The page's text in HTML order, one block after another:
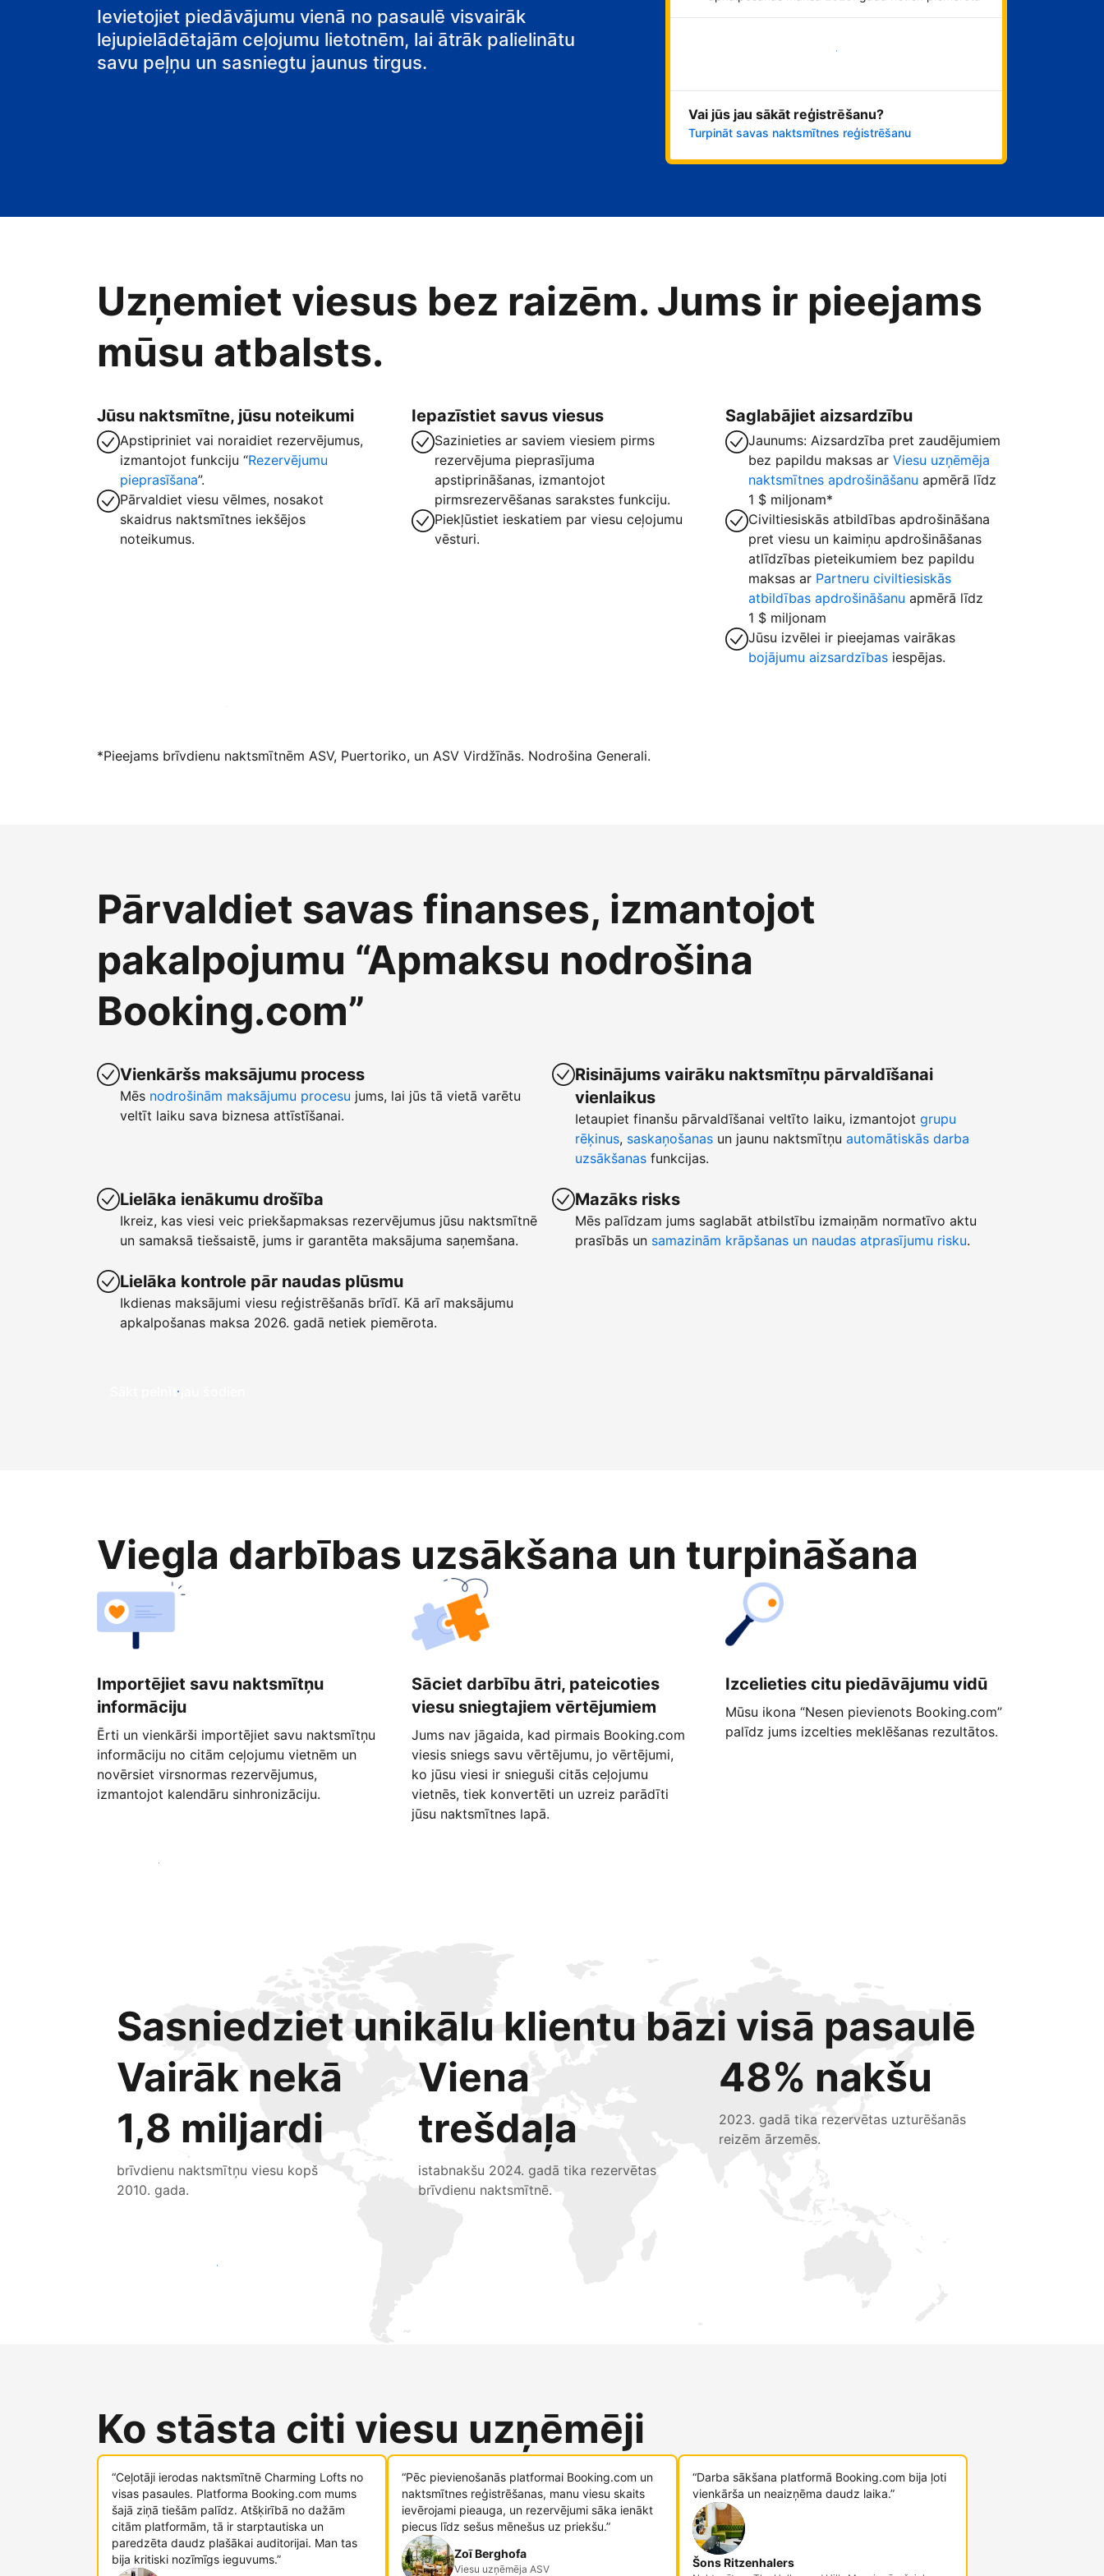
pansiju
Ievietojiet piedāvājumu vienā no pasaulē visvairāk
lejupielādētajām ceļojumu lietotnēm, lai ātrāk palielinātu
savu peļņu un sasniegtu jaunus tirgus.
Sāciet tūlīt!
Vai jūs jau sākāt reģistrēšanu?
Turpināt savas naktsmītnes reģistrēšanu
Uzņemiet viesus bez raizēm. Jums ir pieejams
mūsu atbalsts.
Jūsu naktsmītne, jūsu noteikumi
Apstipriniet vai noraidiet rezervējumus,
izmantojot funkciju “Rezervējumu
pieprasīšana”.
Pārvaldiet viesu vēlmes, nosakot
skaidrus naktsmītnes iekšējos
noteikumus.
Iepazīstiet savus viesus
Sazinieties ar saviem viesiem pirms
rezervējuma pieprasījuma
apstiprināšanas, izmantojot
pirmsrezervēšanas sarakstes funkciju.
Piekļūstiet ieskatiem par viesu ceļojumu
vēsturi.
Saglabājiet aizsardzību
Jaunums: Aizsardzība pret zaudējumiem
bez papildu maksas arViesu uzņēmēja
naktsmītnes apdrošināšanu apmērā līdz
1 $ miljonam*
Civiltiesiskās atbildības apdrošināšana
pret viesu un kaimiņu apdrošināšanas
atlīdzības pieteikumiem bez papildu
maksas ar Partneru civiltiesiskās
atbildības apdrošināšanu apmērā līdz
1 $ miljonam
Jūsu izvēlei ir pieejamas vairākas
bojājumu aizsardzības iespējas.
Izvietot piedāvājumu mūsu platformā
*Pieejams brīvdienu naktsmītnēm ASV, Puertoriko, un ASV Virdžīnās. Nodrošina Generali.
Pārvaldiet savas finanses, izmantojot
pakalpojumu “Apmaksu nodrošina
Booking.com”
Vienkāršs maksājumu process
Mēs nodrošinām maksājumu procesu jums, lai jūs tā vietā varētu
veltīt laiku sava biznesa attīstīšanai.
Lielāka ienākumu drošība
Ikreiz, kas viesi veic priekšapmaksas rezervējumus jūsu naktsmītnē
un samaksā tiešsaistē, jums ir garantēta maksājuma saņemšana.
Lielāka kontrole pār naudas plūsmu
Ikdienas maksājumi viesu reģistrēšanās brīdī. Kā arī maksājumu
apkalpošanas maksa 2026. gadā netiek piemērota.
Risinājums vairāku naktsmītņu pārvaldīšanai
vienlaikus
Ietaupiet finanšu pārvaldīšanai veltīto laiku, izmantojot grupu
rēķinus, saskaņošanas un jaunu naktsmītņu automātiskās darba
uzsākšanas funkcijas.
Mazāks risks
Mēs palīdzam jums saglabāt atbilstību izmaiņām normatīvo aktu
prasībās un samazinām krāpšanas un naudas atprasījumu risku.
Sākt pelnīt jau šodien
Viegla darbības uzsākšana un turpināšana
Importējiet savu naktsmītņu
informāciju
Ērti un vienkārši importējiet savu naktsmītņu
informāciju no citām ceļojumu vietnēm un
novērsiet virsnormas rezervējumus,
izmantojot kalendāru sinhronizāciju.
Sāciet darbību ātri, pateicoties
viesu sniegtajiem vērtējumiem
Jums nav jāgaida, kad pirmais Booking.com
viesis sniegs savu vērtējumu, jo vērtējumi,
ko jūsu viesi ir snieguši citās ceļojumu
vietnēs, tiek konvertēti un uzreiz parādīti
jūsu naktsmītnes lapā.
Izcelieties citu piedāvājumu vidū
Mūsu ikona “Nesen pievienots Booking.com”
palīdz jums izcelties meklēšanas rezultātos.
Sākt jau šodien
Sasniedziet unikālu klientu bāzi visā pasaulē
Vairāk nekā
1,8 miljardi
brīvdienu naktsmītņu viesu kopš
2010. gada.
Viena
trešdaļa
istabnakšu 2024. gadā tika rezervētas
brīvdienu naktsmītnē.
48% nakšu
2023. gadā tika rezervētas uzturēšanās
reizēm ārzemēs.
Sasniegt jaunus viesus jau šodien
Ko stāsta citi viesu uzņēmēji
“Ceļotāji ierodas naktsmītnē Charming Lofts no
visas pasaules. Platforma Booking.com mums
šajā ziņā tiešām palīdz. Atšķirībā no dažām
citām platformām, tā ir starptautiska un
paredzēta daudz plašākai auditorijai. Man tas
bija kritiski nozīmīgs ieguvums.”
“Pēc pievienošanās platformai Booking.com un
naktsmītnes reģistrēšanas, manu viesu skaits
ievērojami pieauga, un rezervējumi sāka ienākt
piecus līdz sešus mēnešus uz priekšu.”
Zoī Berghofa
Viesu uzņēmēja ASV
“Darba sākšana platformā Booking.com bija ļoti
vienkārša un neaizņēma daudz laika.”
Šons Ritzenhalers